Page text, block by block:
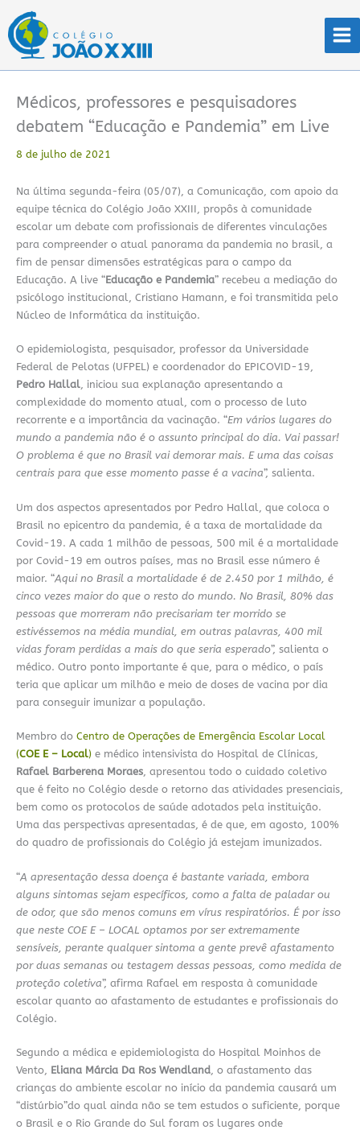
para
conteúdo
Médicos, professores e pesquisadores
debatem “Educação e Pandemia” em Live
8 de julho de 2021
Na última segunda-feira (05/07), a Comunicação, com apoio da
equipe técnica do Colégio João XXIII, propôs à comunidade
escolar um debate com profissionais de diferentes vinculações
para compreender o atual panorama da pandemia no brasil, a
fim de pensar dimensões estratégicas para o campo da
Educação. A live “Educação e Pandemia” recebeu a mediação do
psicólogo institucional, Cristiano Hamann, e foi transmitida pelo
Núcleo de Informática da instituição.
O epidemiologista, pesquisador, professor da Universidade
Federal de Pelotas (UFPEL) e coordenador do EPICOVID-19,
Pedro Hallal, iniciou sua explanação apresentando a
complexidade do momento atual, com o processo de luto
recorrente e a importância da vacinação. “Em vários lugares do
mundo a pandemia não é o assunto principal do dia. Vai passar!
O problema é que no Brasil vai demorar mais. E uma das coisas
centrais para que esse momento passe é a vacina”, salienta.
Um dos aspectos apresentados por Pedro Hallal, que coloca o
Brasil no epicentro da pandemia, é a taxa de mortalidade da
Covid-19. A cada 1 milhão de pessoas, 500 mil é a mortalidade
por Covid-19 em outros países, mas no Brasil esse número é
maior. “Aqui no Brasil a mortalidade é de 2.450 por 1 milhão, é
cinco vezes maior do que o resto do mundo. No Brasil, 80% das
pessoas que morreram não precisariam ter morrido se
estivéssemos na média mundial, em outras palavras, 400 mil
vidas foram perdidas a mais do que seria esperado”, salienta o
médico. Outro ponto importante é que, para o médico, o país
teria que aplicar um milhão e meio de doses de vacina por dia
para conseguir imunizar a população.
Membro do Centro de Operações de Emergência Escolar Local
(COE E – Local) e médico intensivista do Hospital de Clínicas,
Rafael Barberena Moraes, apresentou todo o cuidado coletivo
que é feito no Colégio desde o retorno das atividades presenciais,
bem como os protocolos de saúde adotados pela instituição.
Uma das perspectivas apresentadas, é de que, em agosto, 100%
do quadro de profissionais do Colégio já estejam imunizados.
“A apresentação dessa doença é bastante variada, embora
alguns sintomas sejam específicos, como a falta de paladar ou
de odor, que são menos comuns em vírus respiratórios. É por isso
que neste COE E – LOCAL optamos por ser extremamente
sensíveis, perante qualquer sintoma a gente prevê afastamento
por duas semanas ou testagem dessas pessoas, como medida de
proteção coletiva”, afirma Rafael em resposta à comunidade
escolar quanto ao afastamento de estudantes e profissionais do
Colégio.
Segundo a médica e epidemiologista do Hospital Moinhos de
Vento, Eliana Márcia Da Ros Wendland, o afastamento das
crianças do ambiente escolar no início da pandemia causará um
“distúrbio”do qual ainda não se tem estudos o suficiente, porque
o Brasil e o Rio Grande do Sul foram os lugares onde